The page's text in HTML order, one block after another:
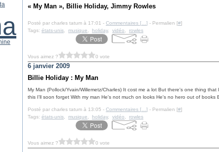
« My Man », Billie Holiday, Jimmy Rowles
Posté par charles tatum à 17:01 - Commentaires [ ] - Permalien [#]
Tags: états-unis musique holiday, vidéo rowles
Vous aimez ? 0 vote
6 janvier 2009
Billie Holiday : My Man
My Man (Pollock/Yvain/Willemetz/Charles) It cost me a lot But there's one thing
this I'll soon forget With my man He's not much on looks He's no hero out of books
Posté par charles tatum à 13:05 - Commentaires [ ] - Permalien [#]
Tags: états-unis musique holiday, vidéo rowles
Vous aimez ? 0 vote